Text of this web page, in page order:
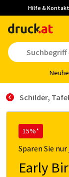
Hilfe & Kontakt
Schil­der,
15%*
Sparen Sie
Early